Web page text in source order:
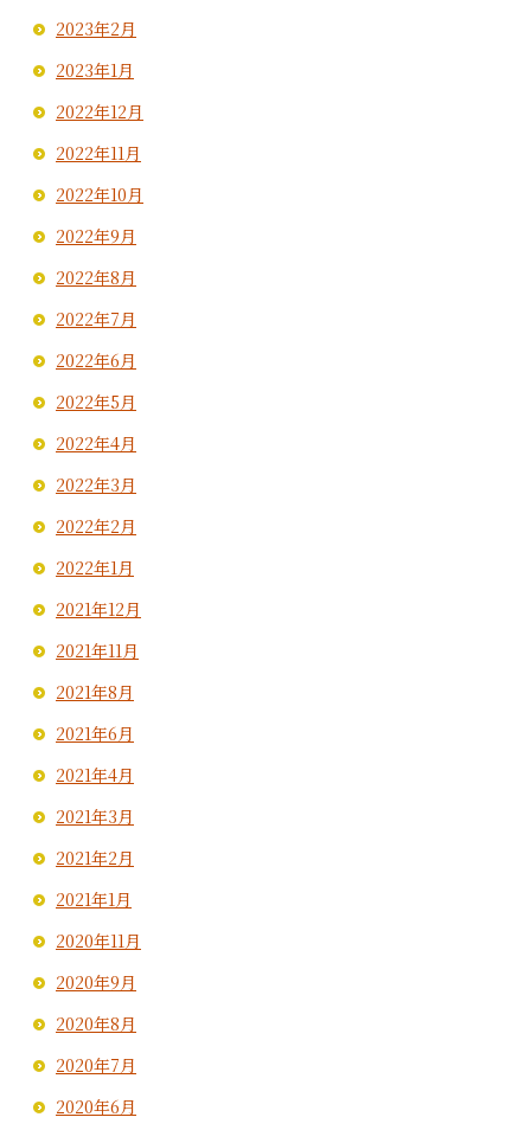
2023年2月
2023年1月
2022年12月
2022年11月
2022年10月
2022年9月
2022年8月
2022年7月
2022年6月
2022年5月
2022年4月
2022年3月
2022年2月
2022年1月
2021年12月
2021年11月
2021年8月
2021年6月
2021年4月
2021年3月
2021年2月
2021年1月
2020年11月
2020年9月
2020年8月
2020年7月
2020年6月